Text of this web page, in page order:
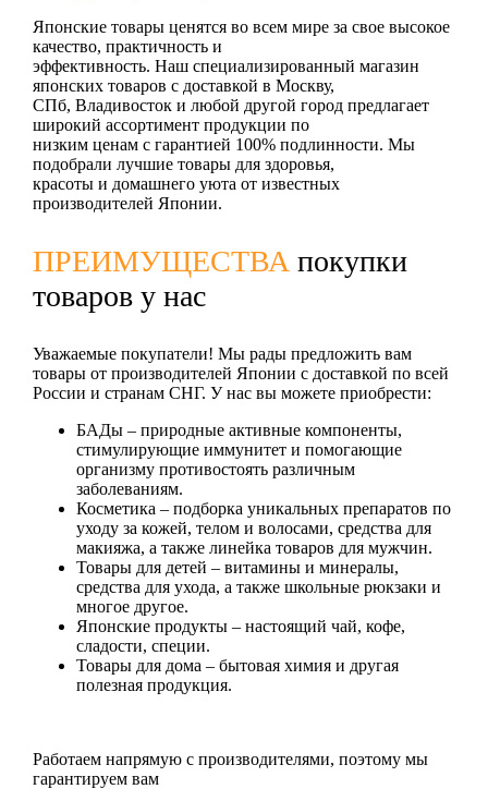
Японские товары ценятся во всем мире за свое высокое
качество, практичность и
эффективность. Наш специализированный магазин
японских товаров с доставкой в Москву,
СПб, Владивосток и любой другой город предлагает
широкий ассортимент продукции по
низким ценам с гарантией 100% подлинности. Мы
подобрали лучшие товары для здоровья,
красоты и домашнего уюта от известных
производителей Японии.
ПРЕИМУЩЕСТВА покупки
товаров у нас
Уважаемые покупатели! Мы рады предложить вам
товары от производителей Японии с доставкой по всей
России и странам СНГ. У нас вы можете приобрести:
БАДы– природные активные компоненты,
стимулирующие иммунитет и помогающие
организму противостоять различным
заболеваниям.
Косметика – подборка уникальных препаратов по
уходу за кожей, телом и волосами, средства для
макияжа, а также линейка товаров для мужчин.
Товары для детей – витамины и минералы,
средства для ухода, а также школьные рюкзаки и
многое другое.
Японские продукты– настоящий чай, кофе,
сладости, специи.
Товары для дома – бытовая химия и другая
полезная продукция.
Работаем напрямую с производителями, поэтому мы
гарантируем вам